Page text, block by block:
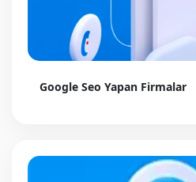
Google Seo Yapan Firmalar